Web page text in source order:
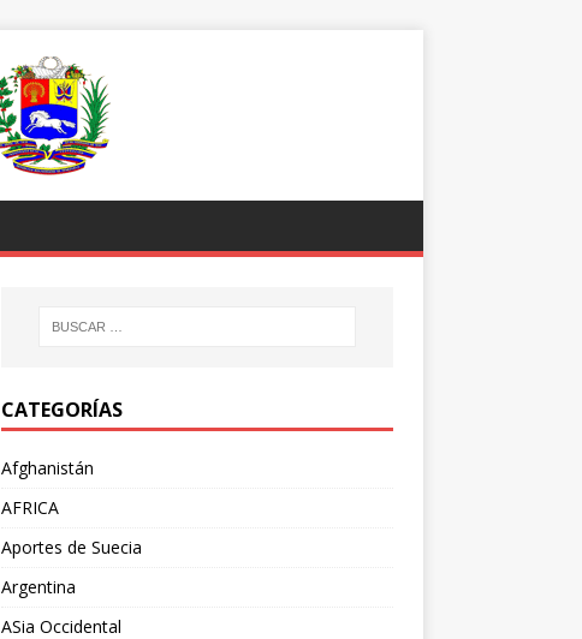
CATEGORÍAS
Afghanistán
AFRICA
Aportes de Suecia
Argentina
ASia Occidental